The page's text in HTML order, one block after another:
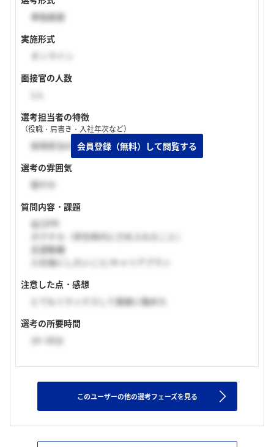
単独面接
実施形式
オンライン
面接官の人数
選考担当者の特徴
（役職・肩書き・入社年次など）
採用担当の方
選考の雰囲気
穏やか
質問内容・課題
自己PR
ガクチカ（学生時代に力を入れたこと）
志望動機
入社後にしたいこと/キャリアプラン
注意した点・感想
とてもリラックスして面接に臨めた
選考の所要時間
16~30分
このユーザーの他の選考フェーズを見る